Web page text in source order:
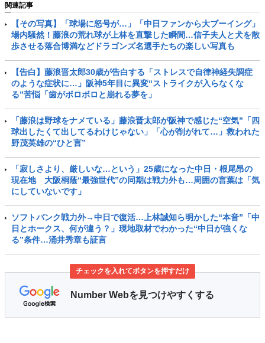
関連記事
【その写真】「球場に怒号が…」「中日ファンから大ブーイング」
場内騒然！藤浪の荒れ球が上林を直撃した瞬間…信子夫人と犬を散
歩させる落合博満などドラゴンズ名選手たちの楽しい写真も
【告白】藤浪晋太郎30歳が告白する「ストレスで自律神経失調症
のような症状に…」阪神5年目に異変“ストライクが入らなくな
る”苦悩「歯がボロボロと崩れる夢を」
「藤浪は野球をナメている」藤浪晋太郎が阪神で感じた“空気”「四
球出したくて出してるわけじゃない」「心が削がれて…」救われた
野茂英雄の“ひと言”
「寂しさより、厳しいな…という」25歳になった中日・根尾昂の
現在地 大阪桐蔭“最強世代”の同期は戦力外も…周囲の言葉は「気
にしていないです」
ソフトバンク戦力外→中日で復活…上林誠知ら明かした“本音”「中
日とホークス、何が違う？」現地取材でわかった“中日が強くな
る”条件…涌井秀章も証言
チェックを入れてボタンを押すだけ
Number Webを見つけやすくする